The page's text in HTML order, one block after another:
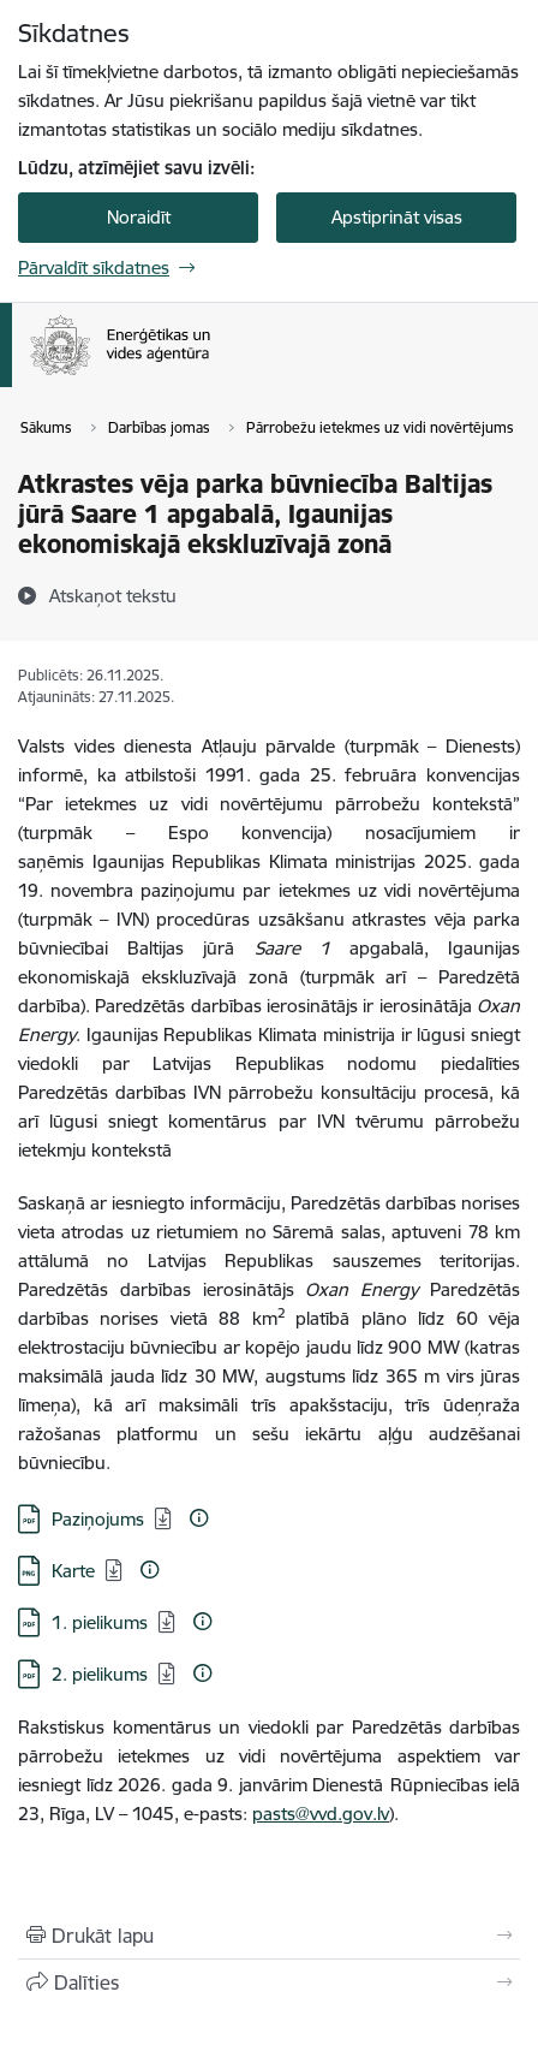
Sīkdatnes
Lai šī tīmekļvietne darbotos, tā izmanto obligāti nepieciešamās
sīkdatnes. Ar Jūsu piekrišanu papildus šajā vietnē var tikt
izmantotas statistikas un sociālo mediju sīkdatnes.
Lūdzu, atzīmējiet savu izvēli:
Noraidīt Apstiprināt visas
Pārvaldīt sīkdatnes
Sākums Darbības jomas Pārrobežu ietekmes uz vidi novērtējums
Atkrastes vēja parka būvniecība Baltijas
jūrā Saare 1 apgabalā, Igaunijas
ekonomiskajā ekskluzīvajā zonā
Atskaņot tekstu
Publicēts: 26.11.2025.
Atjaunināts: 27.11.2025.
Valsts vides dienesta Atļauju pārvalde (turpmāk – Dienests)
informē, kaatbilstoši 1991. gada 25. februāra konvencijas
“Par ietekmes uz vidi novērtējumu pārrobežu kontekstā”
(turpmāk – Espo konvencija) nosacījumiem ir
saņēmis Igaunijas Republikas Klimata ministrijas 2025. gada
19. novembra paziņojumu par ietekmes uz vidi novērtējuma
(turpmāk – IVN) procedūras uzsākšanu atkrastes vēja parka
būvniecībai Baltijas jūrā Saare 1apgabalā, Igaunijas
ekonomiskajā ekskluzīvajā zonā (turpmākarī– Paredzētā
darbība). Paredzētās darbības ierosinātājs ir ierosinātāja Oxan
Energy. Igaunijas Republikas Klimata ministrija ir lūgusi sniegt
viedokli par Latvijas Republikas nodomu piedalīties
Paredzētās darbības IVN pārrobežu konsultāciju procesā, kā
arī lūgusi sniegt komentārus par IVN tvērumu pārrobežu
ietekmju kontekstā
Saskaņā ar iesniegto informāciju, Paredzētās darbības norises
vieta atrodas uz rietumiem no Sāremā salas, aptuveni 78 km
attālumā no Latvijas Republikas sauszemes teritorijas.
Paredzētās darbības ierosinātājs Oxan EnergyParedzētās
darbības norises vietā 88 km2platībā plāno līdz 60 vēja
elektrostaciju būvniecību ar kopējo jaudu līdz 900 MW (katras
maksimālā jauda līdz 30 MW, augstums līdz 365 m virs jūras
līmeņa), kā arī maksimāli trīs apakšstaciju, trīs ūdeņraža
ražošanas platformu un sešu iekārtu aļģu audzēšanai
būvniecību.
Lejupielādēt:
Paziņojums
Lejupielādēt:
Karte
Lejupielādēt:
1. pielikums
Lejupielādēt:
2. pielikums
Rakstiskus komentārus un viedokli par Paredzētās darbības
pārrobežu ietekmes uz vidi novērtējuma aspektiem var
iesniegt līdz 2026. gada 9. janvārim Dienestā Rūpniecības ielā
23, Rīga, LV – 1045, e-pasts: pasts@vvd.gov.lv).
Drukāt lapu
Dalīties